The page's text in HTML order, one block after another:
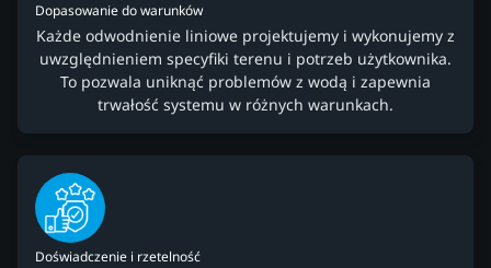
Dopasowanie do warunków
Każde odwodnienie liniowe projektujemy i wykonujemy z
uwzględnieniem specyfiki terenu i potrzeb użytkownika.
To pozwala uniknąć problemów z wodą i zapewnia
trwałość systemu w różnych warunkach.
Doświadczenie i rzetelność